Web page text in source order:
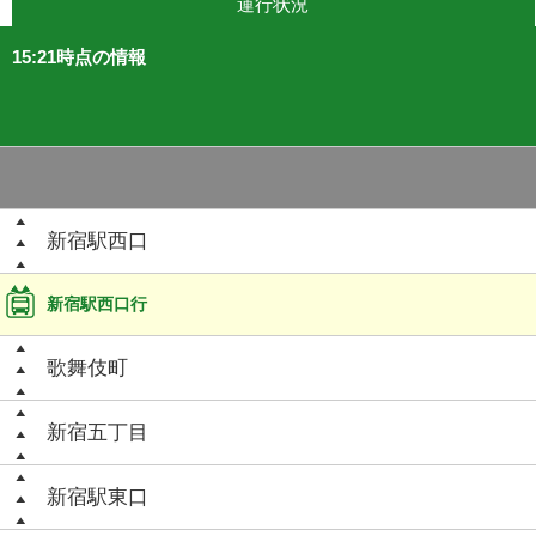
運行状況
15:21時点の情報
新宿駅西口
新宿駅西口行
歌舞伎町
新宿五丁目
新宿駅東口